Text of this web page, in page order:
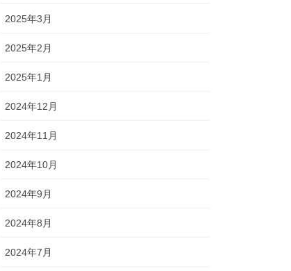
2025年3月
2025年2月
2025年1月
2024年12月
2024年11月
2024年10月
2024年9月
2024年8月
2024年7月